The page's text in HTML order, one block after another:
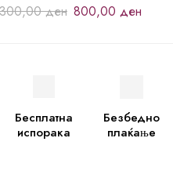
ден 800,00 ден
Бесплатна
испорака
Безбедно
плаќање